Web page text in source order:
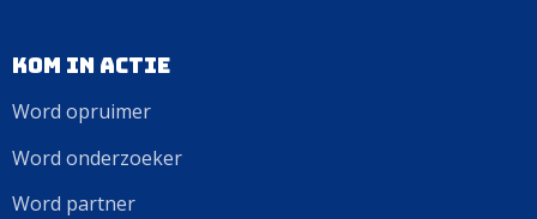
Kom in actie
Word opruimer
Word onderzoeker
Word partner